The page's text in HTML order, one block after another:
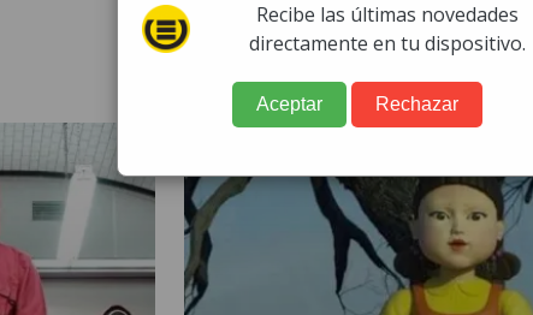
Recibe las últimas novedades
directamente en tu dispositivo.
Aceptar Rechazar